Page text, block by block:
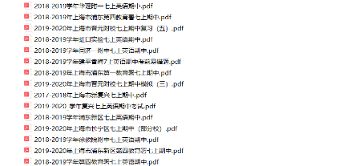
0
转发了
烟舞
中考资料